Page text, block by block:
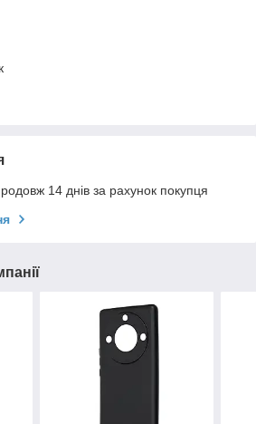
14 днів за рахунок покупця